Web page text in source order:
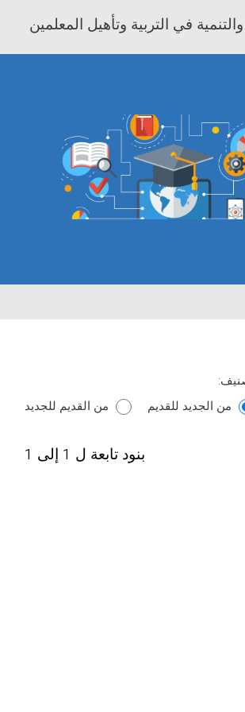
في التربية وتأهيل المعلمين
من الجديد للقديم
من القديم للجديد
بنود تابعة ل 1 إلى 1